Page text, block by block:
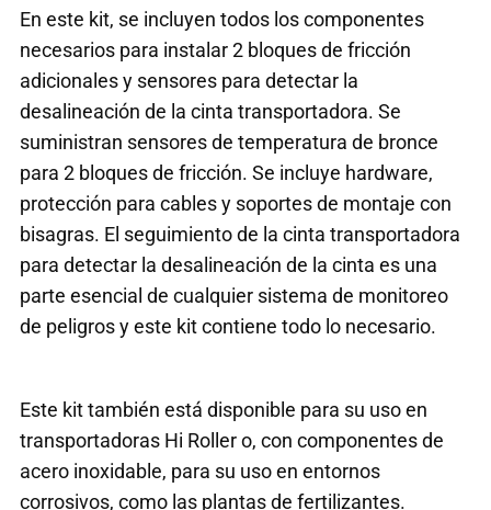
En este kit, se incluyen todos los componentes
necesarios para instalar 2 bloques de fricción
adicionales y sensores para detectar la
desalineación de la cinta transportadora. Se
suministran sensores de temperatura de bronce
para 2 bloques de fricción. Se incluye hardware,
protección para cables y soportes de montaje con
bisagras. El seguimiento de la cinta transportadora
para detectar la desalineación de la cinta es una
parte esencial de cualquier sistema de monitoreo
de peligros y este kit contiene todo lo necesario.
Este kit también está disponible para su uso en
transportadoras Hi Roller o, con componentes de
acero inoxidable, para su uso en entornos
corrosivos, como las plantas de fertilizantes.